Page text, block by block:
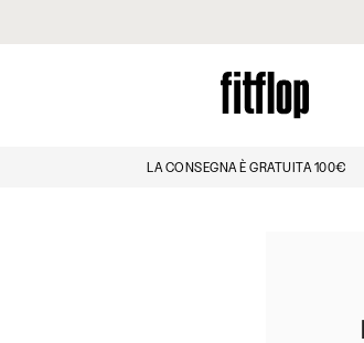
to
main
LA CONSEGNA È GRATUITA 100€